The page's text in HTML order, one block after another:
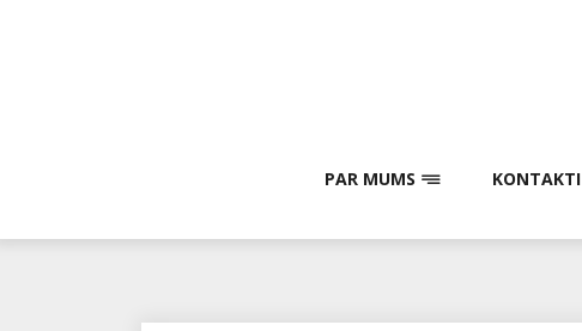
PAR MUMS KONTAKTI